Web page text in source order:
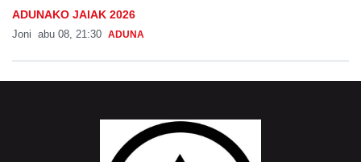
ADUNAKO JAIAK 2026
Joni abu 08, 21:30 ADUNA